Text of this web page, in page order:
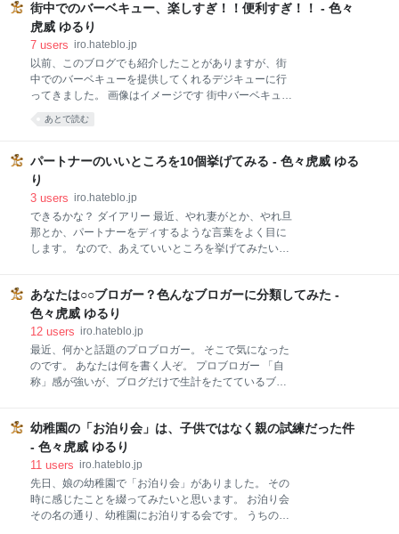
ってました。 保育園に通う子は、保育園でトイレトレ
ーニングやってくれるところなんかもあって、すんな
り外れちゃう子もいるようですね。 次女と同い齢の子
も、完全に外れてはいないものの、日中はおむつなし
でも
アでもホモでありたい 住まいは田舎がいい、森と日溜
まりでひと寝入り、飛ぶ鳥、稲と日照り、まだ独りも
いいが、家内はいます なんて躾いい子、いいケツして
んな 弱いわよ、阪神は、弱いわよ ダメ男子 モテ期が
来ても 死んだ目だ 野茂のものは野茂のもの 旦那もホ
モなんだ まとめ 世の中ね、顔かお金かなのよ いや、
（汗）。 しかし、よく考え付きますね、これ。 ん、ど
文作るとは、高度すぎますね、これ。 来てもよい頃だ
ろ、来いよモテ期！ なんか世相を映し出すような回文
街中でのバーベキュー、楽しすぎ！！便利すぎ！！ - 色々
虎威 ゆるり
7 users iro.hateblo.jp
以前、このブログでも紹介したことがありますが、街
中でのバーベキューを提供してくれるデジキューに行
ってきました。 画像はイメージです 街中バーベキュー
実際に行ってみた （POINT1.生鮮食品が傷むことなく
持ち運べる！） （POINT2.重い荷物を持ち歩かなくて
減る！） （POINMT4.準備が殆どいらない！）
（POINT5.女性も子供もトイレに困らない！）
（POINT6.後片付けも簡単！） 街中バーベキュー 街中
屋上、公園の一角などに、期間限定でバーベキュー場
を設置し、時間貸ししてくれるものです。 食べ物（お
肉）や飲み物は、持ち込み自由で、なくなればその場
間くらいの時間制で、場所によって金額が違います
が、大人でだいたい1,500円程
あとで読む
パートナーのいいところを10個挙げてみる - 色々虎威 ゆる
り
3 users iro.hateblo.jp
できるかな？ ダイアリー 最近、やれ妻がとか、やれ旦
那とか、パートナーをディするような言葉をよく目に
します。 なので、あえていいところを挙げてみたいと
ます。 見え見えな優しさではなく、機嫌がよろしくな
い時も、さりげなく野菜系の小鉢が添えられていた
り。 ついでに、ということではなく、これはさりげな
い優しさだと思ってます。 まだ付き合ってた頃、仕事
が忙しくて、なかなか家に帰れない、週末も会えな
い、という時も、一人暮らしだった自分の部屋を掃除
嬉しいもんです。 独断で物事を進めない 何か家電買う
とか、インテリアに手を加えるとか、子供に何か習わ
せたいとか、自分が何かやってみたいとか。 何か決め
ごとをす
あなたは○○ブロガー？色んなブロガーに分類してみた -
色々虎威 ゆるり
12 users iro.hateblo.jp
最近、何かと話題のプロブロガー。 そこで気になった
のです。 あなたは何を書く人ぞ。 プロブロガー 「自
称」感が強いが、ブログだけで生計をたてているブロ
を執筆し続けるより、自ら名乗る勇気と、叩かれ強さ
みたいなものが重要ではないかということが最近判明
した。 基本、顔出し、名前出しだが、愛称のようなも
のも持っていることが多い。 街ブロガー タウン誌ブロ
グを夢見て地域情報を発信し続けるブロガーさんと、
ちい散歩的にふらついた街を紹介するブロガーさんと
幼稚園の「お泊り会」は、子供ではなく親の試練だった件
- 色々虎威 ゆるり
11 users iro.hateblo.jp
先日、娘の幼稚園で「お泊り会」がありました。 その
時に感じたことを綴ってみたいと思います。 お泊り会
その名の通り、幼稚園にお泊りする会です。 うちの子